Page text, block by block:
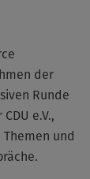
der
Runde
e.V.,
und